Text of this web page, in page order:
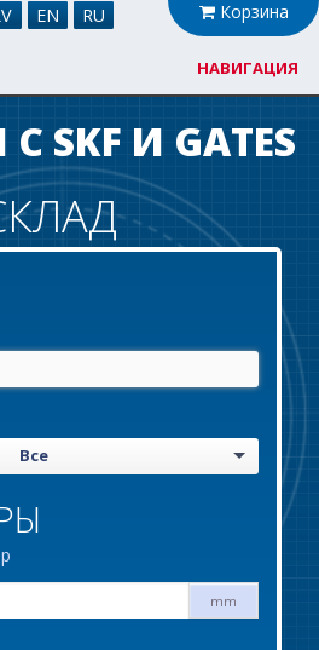
Корзина
EN RU
НАВИГАЦИЯ
SKF И GATES
Все
mm